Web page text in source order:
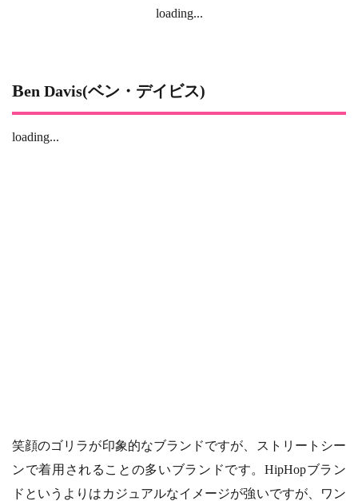
loading...
Ben Davis(ベン・デイビス)
loading...
笑顔のゴリラが印象的なブランドですが、ストリートシー
ンで着用されることの多いブランドです。HipHopブラン
ドというよりはカジュアルなイメージが強いですが、ワン